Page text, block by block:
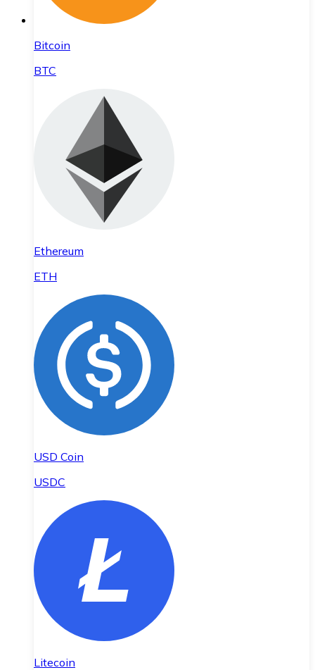
Bitcoin
BTC
Ethereum
ETH
USD Coin
USDC
Litecoin